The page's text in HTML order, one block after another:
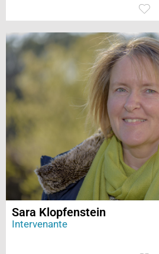
Sara Klopfenstein
Intervenante